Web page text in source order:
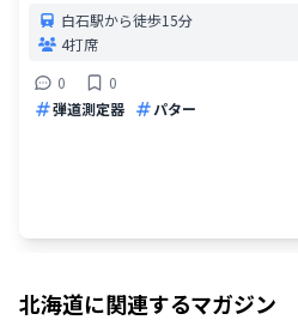
白石駅から徒歩15分
4打席
0
0
弾道測定器
パター
北海道に関連するマガジン